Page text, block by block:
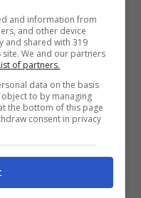
and information from
and other device
and shared with 319
We and our partners
of partners.
data on the basis
to by managing
the bottom of this page
consent in privacy